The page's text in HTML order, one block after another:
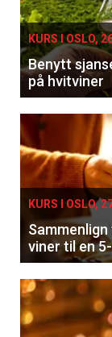
KURS I OSLO,
Benytt
på hvitviner
KURS I OSLO,
viner til en